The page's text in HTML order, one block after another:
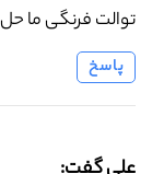
توالت فرنگی ما
پاسخ